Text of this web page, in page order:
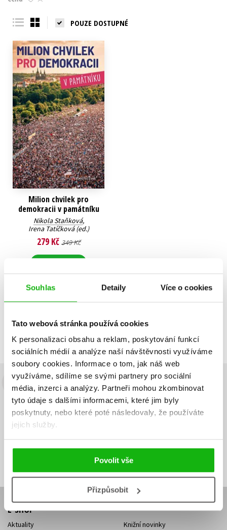
Souhlas Detaily Více o cookies
Tato webová stránka používá cookies
K personalizaci obsahu a reklam, poskytování funkcí
sociálních médií a analýze naší návštěvnosti využíváme
soubory cookies. Informace o tom, jak náš web
využíváme, sdílíme se svými partnery pro sociální
média, inzerci a analýzy. Partneři mohou zkombinovat
tyto údaje s dalšími informacemi, které jim byly
poskytnuty, nebo které poté následovaly, že používáte
jejich služby.
Povolit vše
Přizpůsobit
Young adult (SK)
POUZE DOSTUPNÉ
Milion chvilek pro
demokracii v památníku
Nikola Staňková,
Irena Tatíčková (ed.)
279 Kč 349 Kč
Do košíku
Zobraz záznamů
Předchozí Další
Budete to vědět jako první!
Zajímá Vás, jaký knižní hit právě vychází, na jaké zboží je výhodná
sleva, jaká běží soutěž o ceny? Přihlášením k odběru našich e-
mailových novinek
Vaše e-
Vaše e-
E-SHOP
Aktuality
Knižní novinky